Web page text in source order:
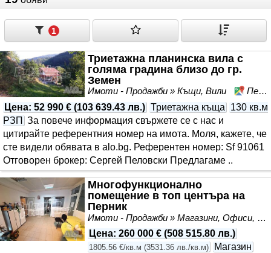
1
Триетажна планинска вила с
голяма градина близо до гр.
Земен
Имоти - Продажби » Къщи, Вили
Пенкьовци, област Перник
Цена: 52 990 € (103 639.43 лв.) Триетажна къща
130 кв.м
РЗП За повече информация свържете се с нас и
цитирайте референтния номер на имота. Моля, кажете, че
сте видeли обявата в alo.bg. Референтен номер: Sf 91061
Отговорен брокер: Сергей Пеловски Предлагаме ..
Многофункционално
помещение в топ центъра на
Перник
Имоти - Продажби » Магазини, Офиси, Кабинети, Салони
Цена: 260 000 € (508 515.80 лв.)
1805.56 €/кв.м (3531.36 лв./кв.м)
Магазин